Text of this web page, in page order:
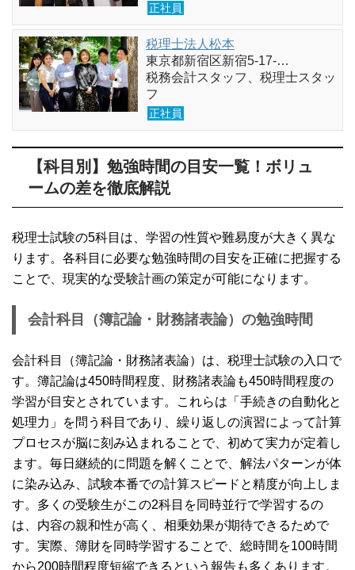
正社員
税理士法人松本
東京都新宿区新宿5-17-…
税務会計スタッフ、税理士スタッ
フ
正社員
【科目別】勉強時間の目安一覧！ボリュ
ームの差を徹底解説
税理士試験の5科目は、学習の性質や難易度が大きく異な
ります。各科目に必要な勉強時間の目安を正確に把握する
ことで、現実的な受験計画の策定が可能になります。
会計科目（簿記論・財務諸表論）の勉強時間
会計科目（簿記論・財務諸表論）は、税理士試験の入口で
す。簿記論は450時間程度、財務諸表論も450時間程度の
学習が目安とされています。これらは「手続きの自動化と
処理力」を問う科目であり、繰り返しの演習によって計算
プロセスが脳に刻み込まれることで、初めて実力が定着し
ます。毎日継続的に問題を解くことで、解法パターンが体
に染み込み、試験本番での計算スピードと精度が向上しま
す。多くの受験生がこの2科目を同時並行で学習するの
は、内容の親和性が高く、相乗効果が期待できるためで
す。実際、簿財を同時学習することで、総時間を100時間
から200時間程度短縮できるという報告も多くあります。